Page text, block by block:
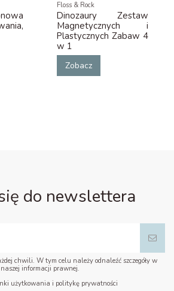
Floss & Rock
Dinozaury Zestaw
Magnetycznych i
Plastycznych Zabaw 4
w 1
Zobacz
do newslettera
chwili. W tym celu należy odnaleźć szczegóły w
naszej informacji prawnej.
użytkowania i politykę prywatności